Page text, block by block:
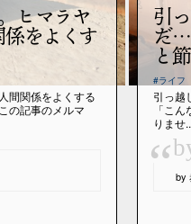
ヒマラヤ
をよくす
間関係をよくする
の記事のメルマ
引
だ…
と
#ライフ
引っ越
「こ
りませ
“ by